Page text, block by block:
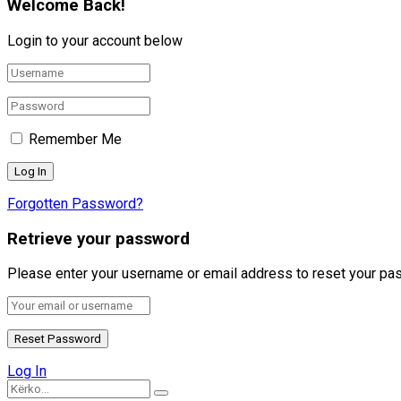
Welcome Back!
Login to your account below
Remember Me
Forgotten Password?
Retrieve your password
Please enter your username or email address to reset your
Log In